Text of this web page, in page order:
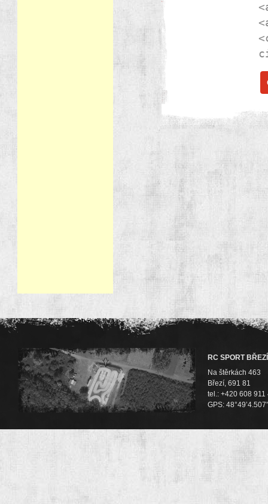
RC SPORT BŘEZÍ
Na štěrkách 463
Březí, 691 81
tel.: +420 608 911
GPS: